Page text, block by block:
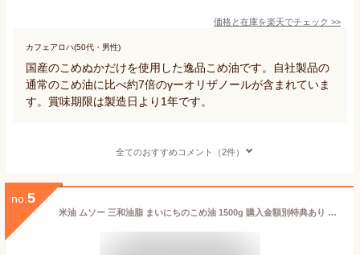
価格と在庫を楽天でチェック >>
カフェアロハ(50代・男性)
国産のこめぬかだけを使用した逸品こめ油です。自社製品の
通常のこめ油に比べ約7倍のγーオリザノールが含まれていま
す。賞味期限は製造日より1年です。
全てのおすすめコメント（2件）
no. 5
米油 ムソー 三和油脂 まいにちのこめ油 1500g 購入金額別特典あり 正規品 国内産 保存料 無添加